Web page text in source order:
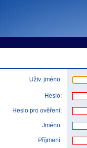
Uživ. jméno:
Heslo:
Heslo pro ověření:
Jméno:
Příjmení: